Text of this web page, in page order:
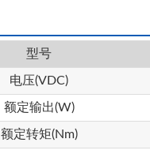
型号
电压(VDC)
额定输出(W)
额定转矩(Nm)